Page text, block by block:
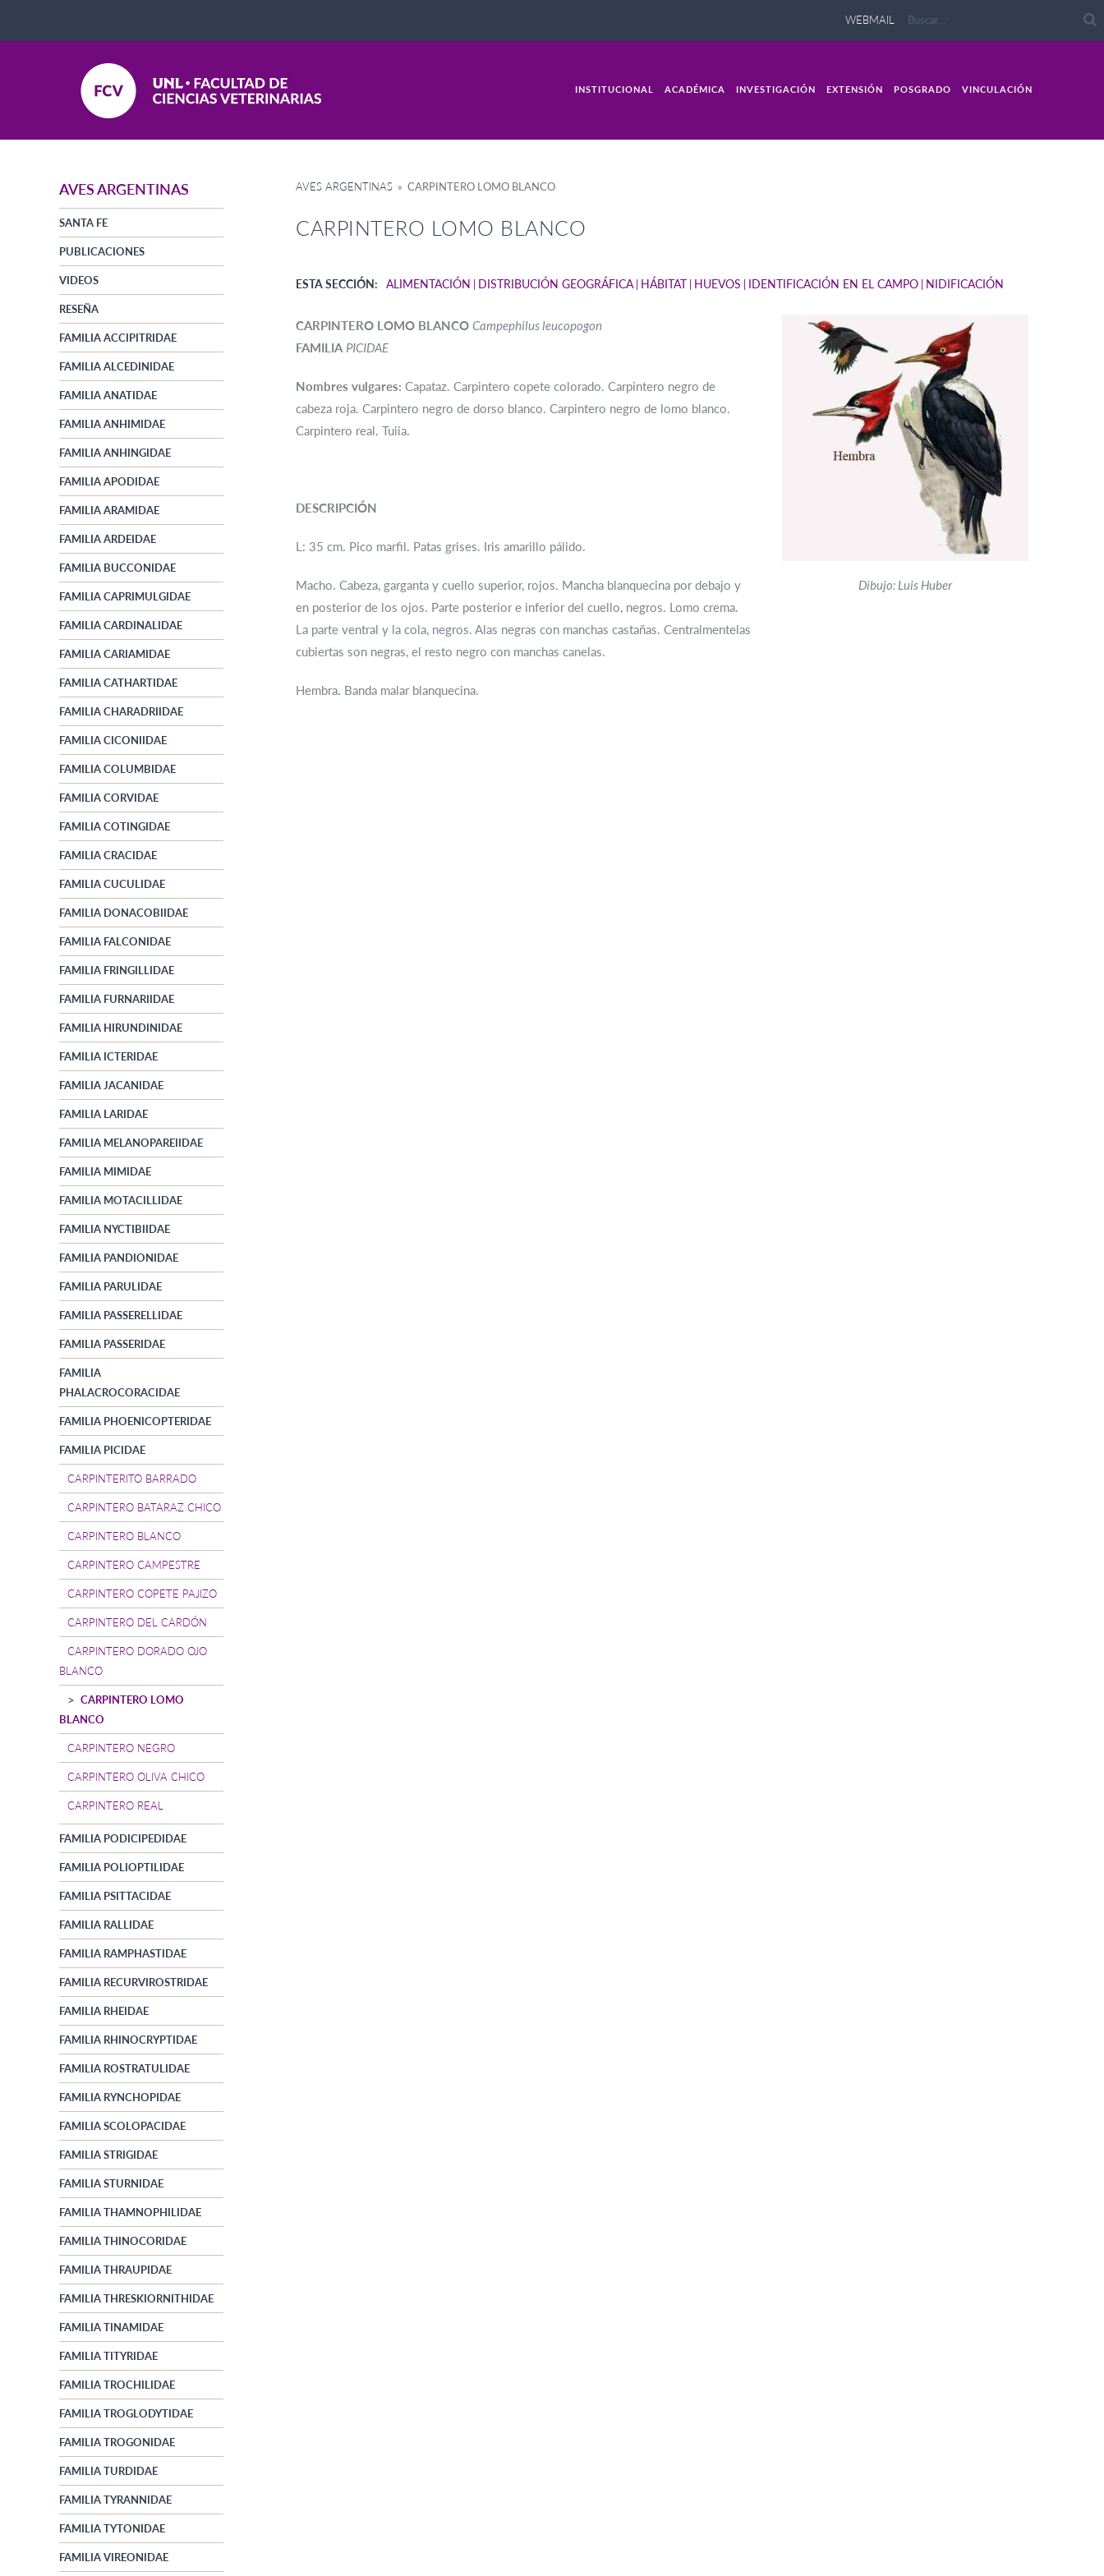
WEBMAIL
INSTITUCIONAL ACADÉMICA INVESTIGACIÓN EXTENSIÓN POSGRADO VINCULACIÓN
AVES ARGENTINAS
SANTA FE
PUBLICACIONES
VIDEOS
RESEÑA
FAMILIA ACCIPITRIDAE
FAMILIA ALCEDINIDAE
FAMILIA ANATIDAE
FAMILIA ANHIMIDAE
FAMILIA ANHINGIDAE
FAMILIA APODIDAE
FAMILIA ARAMIDAE
FAMILIA ARDEIDAE
FAMILIA BUCCONIDAE
FAMILIA CAPRIMULGIDAE
FAMILIA CARDINALIDAE
FAMILIA CARIAMIDAE
FAMILIA CATHARTIDAE
FAMILIA CHARADRIIDAE
FAMILIA CICONIIDAE
FAMILIA COLUMBIDAE
FAMILIA CORVIDAE
FAMILIA COTINGIDAE
FAMILIA CRACIDAE
FAMILIA CUCULIDAE
FAMILIA DONACOBIIDAE
FAMILIA FALCONIDAE
FAMILIA FRINGILLIDAE
FAMILIA FURNARIIDAE
FAMILIA HIRUNDINIDAE
FAMILIA ICTERIDAE
FAMILIA JACANIDAE
FAMILIA LARIDAE
FAMILIA MELANOPAREIIDAE
FAMILIA MIMIDAE
FAMILIA MOTACILLIDAE
FAMILIA NYCTIBIIDAE
FAMILIA PANDIONIDAE
FAMILIA PARULIDAE
FAMILIA PASSERELLIDAE
FAMILIA PASSERIDAE
FAMILIA
PHALACROCORACIDAE
FAMILIA PHOENICOPTERIDAE
FAMILIA PICIDAE
CARPINTERITO BARRADO
CARPINTERO BATARAZ CHICO
CARPINTERO BLANCO
CARPINTERO CAMPESTRE
CARPINTERO COPETE PAJIZO
CARPINTERO DEL CARDÓN
CARPINTERO DORADO OJO
BLANCO
CARPINTERO LOMO
BLANCO
CARPINTERO NEGRO
CARPINTERO OLIVA CHICO
CARPINTERO REAL
FAMILIA PODICIPEDIDAE
FAMILIA POLIOPTILIDAE
FAMILIA PSITTACIDAE
FAMILIA RALLIDAE
FAMILIA RAMPHASTIDAE
FAMILIA RECURVIROSTRIDAE
FAMILIA RHEIDAE
FAMILIA RHINOCRYPTIDAE
FAMILIA ROSTRATULIDAE
FAMILIA RYNCHOPIDAE
FAMILIA SCOLOPACIDAE
FAMILIA STRIGIDAE
FAMILIA STURNIDAE
FAMILIA THAMNOPHILIDAE
FAMILIA THINOCORIDAE
FAMILIA THRAUPIDAE
FAMILIA THRESKIORNITHIDAE
FAMILIA TINAMIDAE
FAMILIA TITYRIDAE
FAMILIA TROCHILIDAE
FAMILIA TROGLODYTIDAE
FAMILIA TROGONIDAE
FAMILIA TURDIDAE
FAMILIA TYRANNIDAE
FAMILIA TYTONIDAE
FAMILIA VIREONIDAE
AVES ARGENTINAS » CARPINTERO LOMO BLANCO
CARPINTERO LOMO BLANCO
ESTA SECCIÓN: ALIMENTACIÓN DISTRIBUCIÓN GEOGRÁFICA HÁBITAT HUEVOS IDENTIFICACIÓN EN EL CAMPO NIDIFICACIÓN
Dibujo: Luis Huber
CARPINTERO LOMO BLANCO Campephilus leucopogon
FAMILIA PICIDAE
Nombres vulgares: Capataz. Carpintero copete colorado. Carpintero negro de
cabeza roja. Carpintero negro de dorso blanco. Carpintero negro de lomo blanco.
Carpintero real. Tuiia.
DESCRIPCIÓN
L: 35 cm. Pico marfil. Patas grises. Iris amarillo pálido.
Macho. Cabeza, garganta y cuello superior, rojos. Mancha blanquecina por debajo y
en posterior de los ojos. Parte posterior e inferior del cuello, negros. Lomo crema.
La parte ventral y la cola, negros. Alas negras con manchas castañas. Centralmentelas
cubiertas son negras, el resto negro con manchas canelas.
Hembra. Banda malar blanquecina.